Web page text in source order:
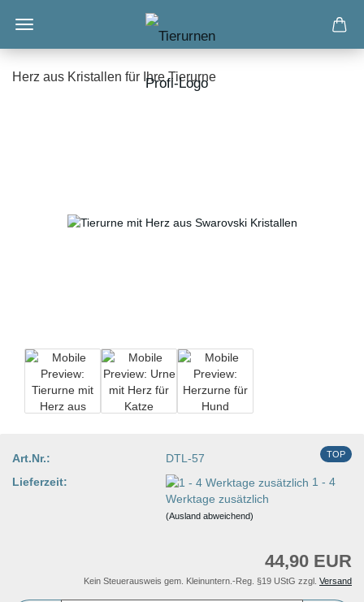
Herz aus Kristallen für Ihre Tierurne
TOP
Art.Nr.:
DTL-57
Lieferzeit:
1 - 4
Werktage zusätzlich
(Ausland abweichend)
44,90 EUR
Kein Steuerausweis gem. Kleinuntern.-Reg. §19 UStG zzgl. Versand